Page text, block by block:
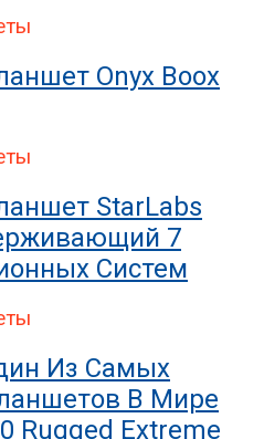
Onyx Boox
StarLabs
7
Систем
Из Самых
В Мире
Rugged Extreme